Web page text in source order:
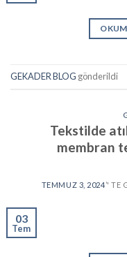
GEKADER BLOG gönderildi
Tekstilde
membran
TEMMUZ 3, 2024’' TE
03
Tem